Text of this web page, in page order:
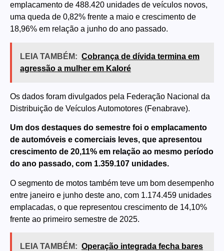
emplacamento de 488.420 unidades de veículos novos,
uma queda de 0,82% frente a maio e crescimento de
18,96% em relação a junho do ano passado.
LEIA TAMBÉM: Cobrança de dívida termina em
agressão a mulher em Kaloré
Os dados foram divulgados pela Federação Nacional da
Distribuição de Veículos Automotores (Fenabrave).
Um dos destaques do semestre foi o emplacamento
de automóveis e comerciais leves, que apresentou
crescimento de 20,11% em relação ao mesmo período
do ano passado, com 1.359.107 unidades.
O segmento de motos também teve um bom desempenho
entre janeiro e junho deste ano, com 1.174.459 unidades
emplacadas, o que representou crescimento de 14,10%
frente ao primeiro semestre de 2025.
LEIA TAMBÉM: Operação integrada fecha bares